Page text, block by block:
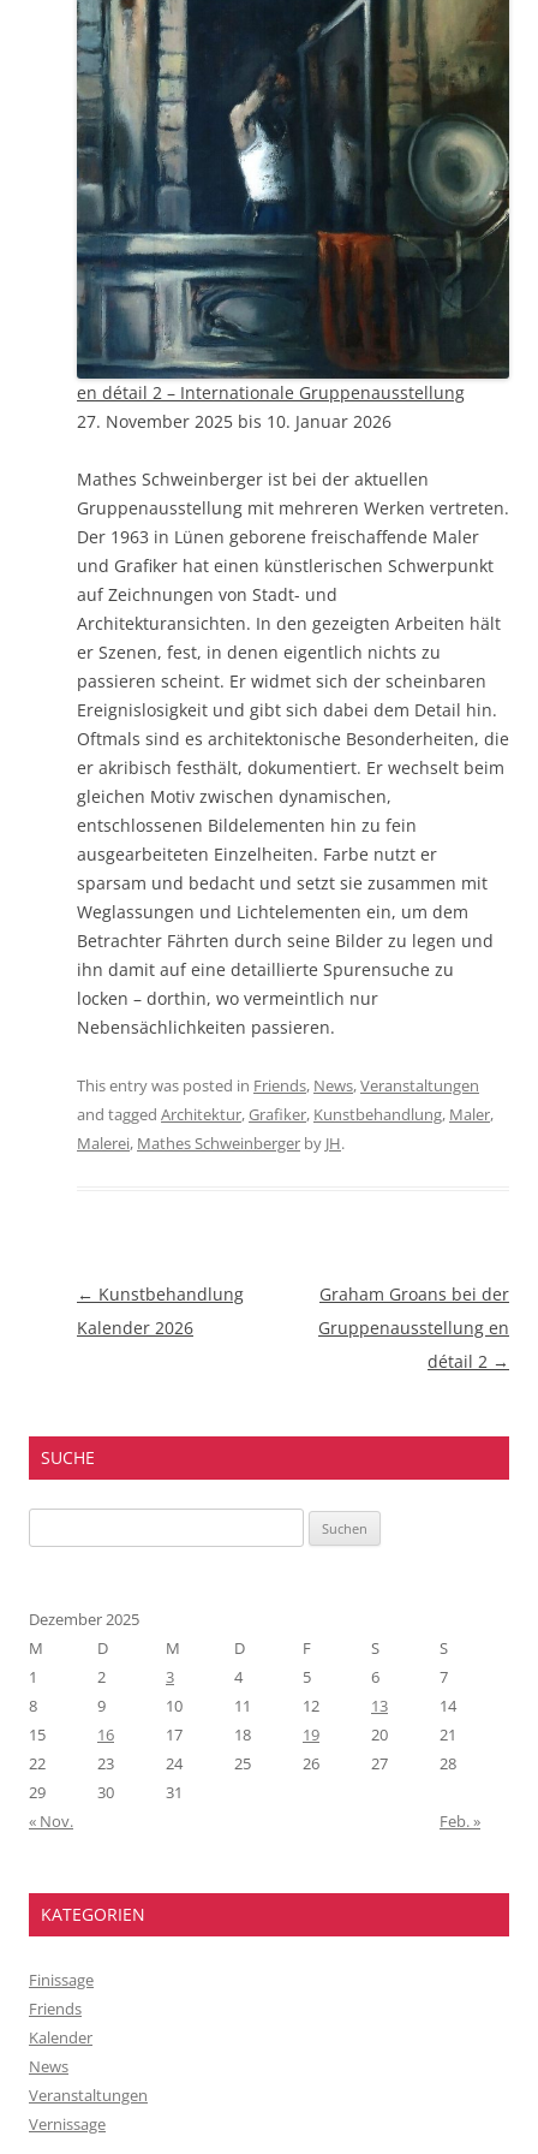
en détail 2 – Internationale Gruppenausstellung
27. November 2025 bis 10. Januar 2026
Mathes Schweinberger ist bei der aktuellen
Gruppenausstellung mit mehreren Werken vertreten.
Der 1963 in Lünen geborene freischaffende Maler
und Grafiker hat einen künstlerischen Schwerpunkt
auf Zeichnungen von Stadt- und
Architekturansichten. In den gezeigten Arbeiten hält
er Szenen, fest, in denen eigentlich nichts zu
passieren scheint. Er widmet sich der scheinbaren
Ereignislosigkeit und gibt sich dabei dem Detail hin.
Oftmals sind es architektonische Besonderheiten, die
er akribisch festhält, dokumentiert. Er wechselt beim
gleichen Motiv zwischen dynamischen,
entschlossenen Bildelementen hin zu fein
ausgearbeiteten Einzelheiten. Farbe nutzt er
sparsam und bedacht und setzt sie zusammen mit
Weglassungen und Lichtelementen ein, um dem
Betrachter Fährten durch seine Bilder zu legen und
ihn damit auf eine detaillierte Spurensuche zu
locken – dorthin, wo vermeintlich nur
Nebensächlichkeiten passieren.
This entry was posted in Friends, News,Veranstaltungen
and tagged Architektur,Grafiker, Kunstbehandlung, Maler,
Malerei, Mathes Schweinberger by JH.
Beitragsnavigation
← Kunstbehandlung
Kalender 2026
Graham Groans bei der
Gruppenausstellung en
détail 2 →
SUCHE
nach:
Dezember 2025
M
D M D F S
S
1
2 3 4 5 6
7
8
9 10 11 12 13
14
15
16 17 18 19 20
21
22
23 24 25 26 27
28
29
30
31
« Nov.
Feb. »
KATEGORIEN
Finissage
Friends
Kalender
News
Veranstaltungen
Vernissage